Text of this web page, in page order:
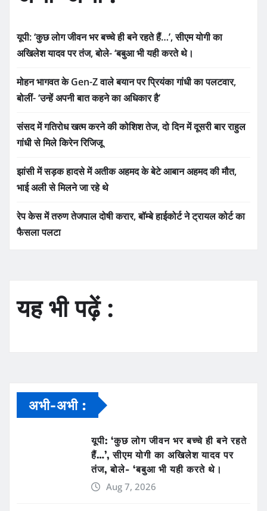
यूपी: ‘कुछ लोग जीवन भर बच्चे ही बने रहते हैं…’, सीएम योगी का
अखिलेश यादव पर तंज, बोले- ‘बबुआ भी यही करते थे।
मोहन भागवत के Gen-Z वाले बयान पर प्रियंका गांधी का पलटवार,
बोलीं- ‘उन्हें अपनी बात कहने का अधिकार है’
संसद में गतिरोध खत्म करने की कोशिश तेज, दो दिन में दूसरी बार राहुल
गांधी से मिले किरेन रिजिजू
झांसी में सड़क हादसे में अतीक अहमद के बेटे आबान अहमद की मौत,
भाई अली से मिलने जा रहे थे
रेप केस में तरुण तेजपाल दोषी करार, बॉम्बे हाईकोर्ट ने ट्रायल कोर्ट का
फैसला पलटा
यह भी पढ़ें :
अभी-अभी :
यूपी: ‘कुछ लोग जीवन भर बच्चे ही बने रहते
हैं…’, सीएम योगी का अखिलेश यादव पर
तंज, बोले- ‘बबुआ भी यही करते थे।
Aug 7, 2026